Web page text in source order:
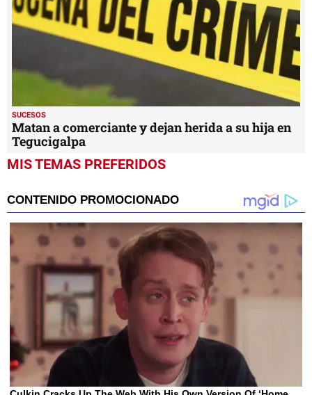
SUCESOS
Matan a comerciante y dejan herida a su hija en
Tegucigalpa
MIS TEMAS PREFERIDOS